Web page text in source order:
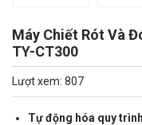
Máy Chiết Rót Và
TY-CT300
Lượt xem: 807
Tự động hóa quy trình